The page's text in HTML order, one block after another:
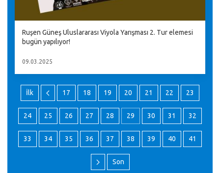
Ruşen Güneş Uluslararası Viyola Yarışması 2. Tur elemesi
bugün yapılıyor!
09.03.2025
İlk 17 18 19 20 21 22 23
24 25 26 27 28 29 30 31 32
33 34 35 36 37 38 39 40 41
Son